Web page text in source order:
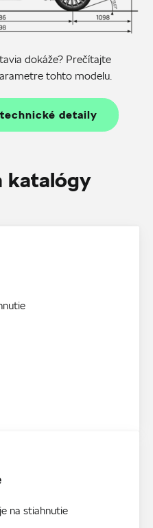
dokáže? Prečítajte
tohto modelu.
detaily
katalógy
na stiahnutie